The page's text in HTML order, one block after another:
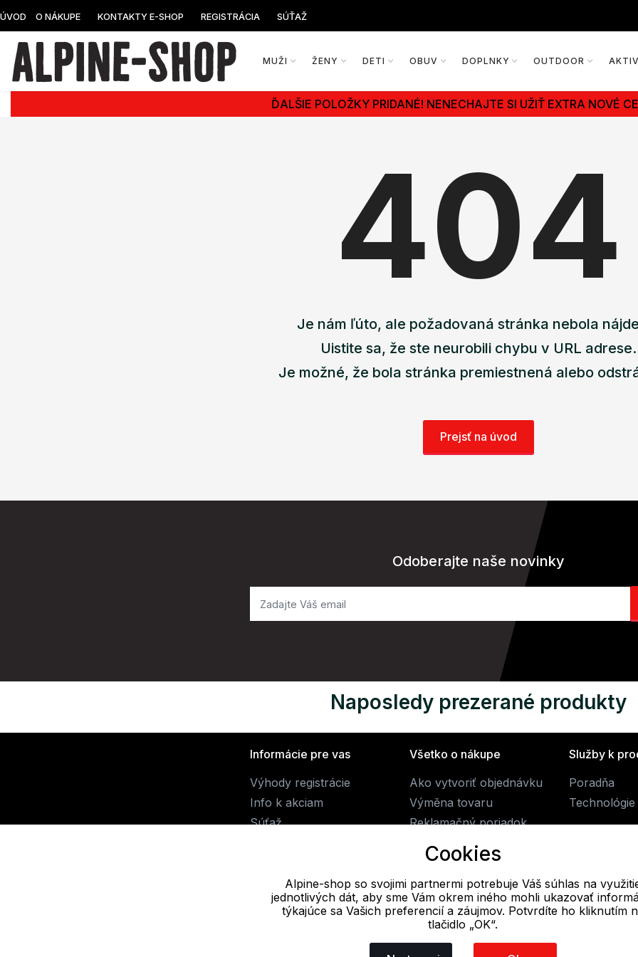
ÚVOD O NÁKUPE KONTAKTY E-SHOP REGISTRÁCIA SÚŤAŽ
MUŽI ŽENY DETI OBUV DOPLNKY OUTDOOR
ĎALŠIE POLOŽKY PRIDANÉ! NENECHAJTE SI UŽIŤ EXTRA NOVÉ
404
Je nám ľúto, ale požadovaná stránka nebola
Uistite sa, že ste neurobili chybu v URL adrese.
Je možné, že bola stránka premiestnená alebo
Prejsť na úvod
Odoberajte naše novinky
Naposledy prezerané produkty
Informácie pre vas
Výhody registrácie
Info k akciam
Súťaž
Všetko o nákupe
Ako vytvoriť objednávku
Výměna tovaru
Reklamačný poriadok
Obchodné podmienky
Doprava
Služby k
Poradňa
Technológie
E-mail
Online
info@alpine-shop.sk
Cookies
Alpine-shop so svojimi partnermi potrebuje Váš súhlas na
jednotlivých dát, aby sme Vám okrem iného mohli ukazovať
týkajúce sa Vašich preferencií a záujmov. Potvrdíte ho kliknutím
tlačidlo „OK“.